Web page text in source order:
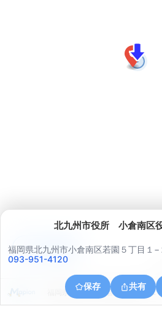
北九州市役所 小倉南区
福岡県北九州市小倉南区若園５丁目１−
093-951-4120
保存 共有
アプリで見る